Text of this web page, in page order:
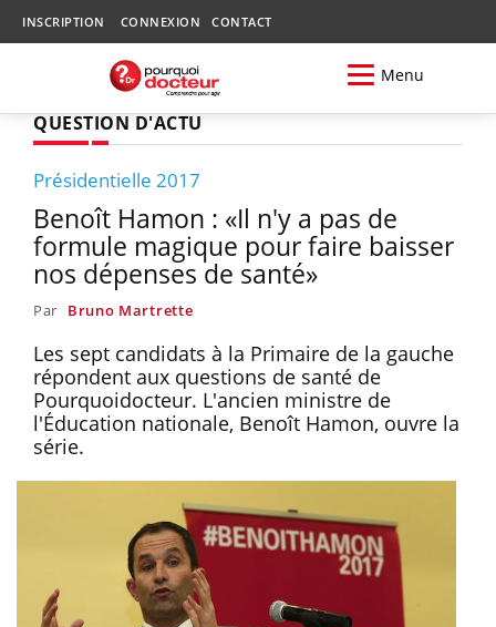
INSCRIPTION CONNEXION CONTACT
Menu
QUESTION D'ACTU
Présidentielle 2017
Benoît Hamon : «Il n'y a pas de
formule magique pour faire baisser
nos dépenses de santé»
Par Bruno Martrette
Les sept candidats à la Primaire de la gauche
répondent aux questions de santé de
Pourquoidocteur. L'ancien ministre de
l'Éducation nationale, Benoît Hamon, ouvre la
série.